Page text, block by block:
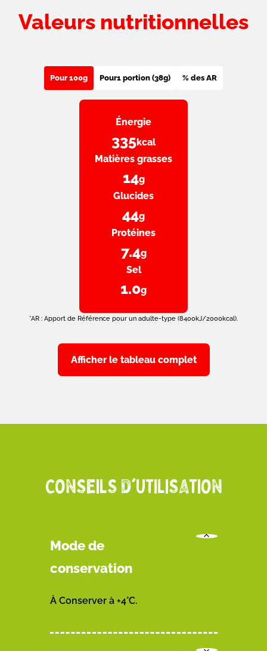
Valeurs nutritionnelles
Pour 100g Pour1 portion (38g) % des AR
Énergie
335kcal
Matières grasses
14g
Glucides
44g
Protéines
7.4g
Sel
1.0g
*AR : Apport de Référence pour un adulte-type (8400kJ/2000kcal).
Afficher le tableau complet
CONSEILS D'UTILISATION
Mode de
conservation
À Conserver à +4°C.